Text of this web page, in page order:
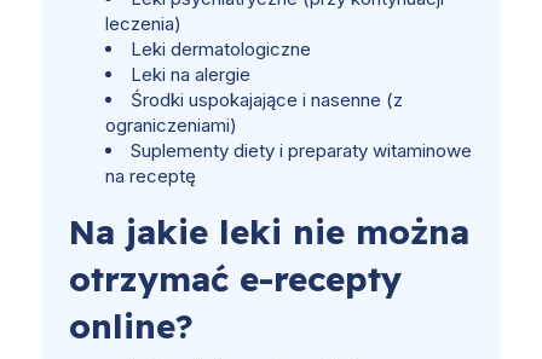
leczenia)
Leki dermatologiczne
Leki na alergie
Środki uspokajające i nasenne (z
ograniczeniami)
Suplementy diety i preparaty witaminowe
na receptę
Na jakie leki nie można
otrzymać e-recepty
online?